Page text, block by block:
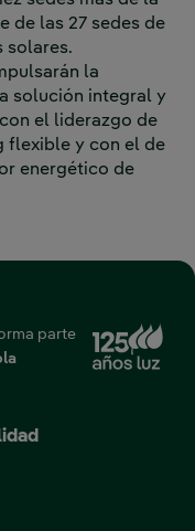
de las 27 sedes de
solares.
la
solución integral y
el liderazgo de
flexible y con el de
energético de
parte